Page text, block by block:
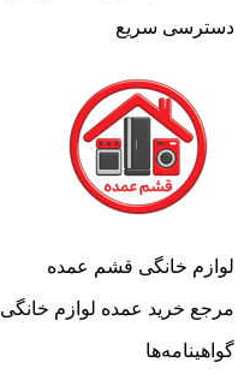
دسترسی سریع
لوازم خانگی قشم عمده
مرجع خرید عمده لوازم خانگی
گواهینامه‌ها